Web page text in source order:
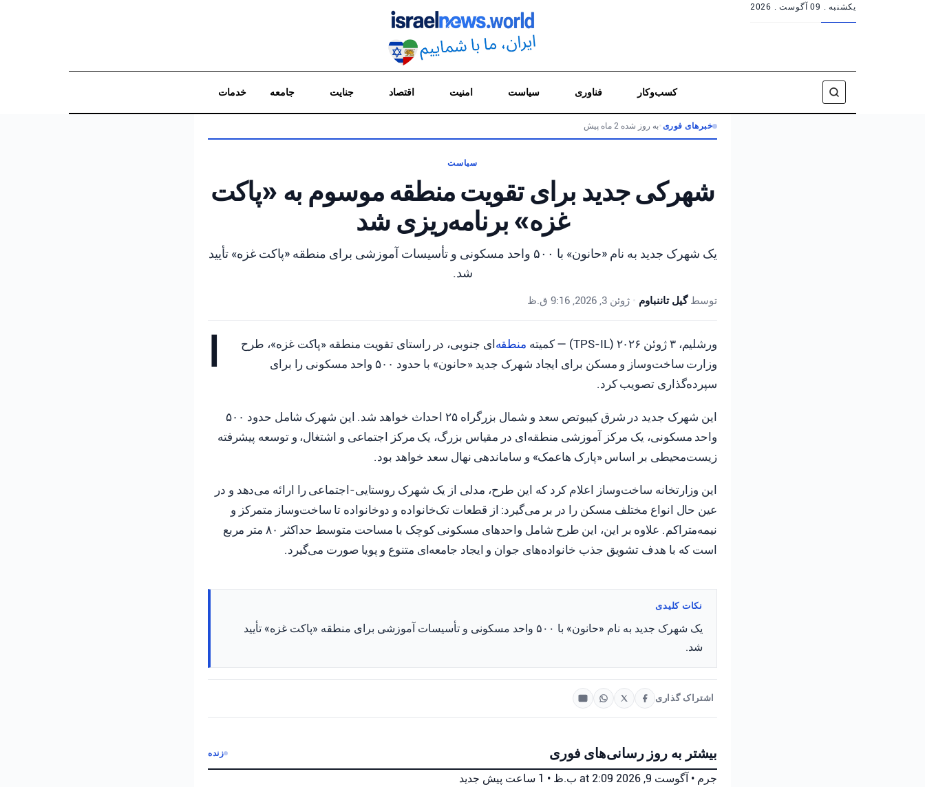
یکشنبه . 09 آگوست . 2026
کسب‌وکار فناوری سیاست امنیت اقتصاد جنایت جامعه خدمات
جستجو
خبرهای فوری •به روز شده 2 ماه پیش
سیاست
شهرکی جدید برای تقویت منطقه موسوم به «پاکت
غزه» برنامه‌ریزی شد
یک شهرک جدید به نام «حانون» با ۵۰۰ واحد مسکونی و تأسیسات آموزشی برای منطقه «پاکت غزه» تأیید
شد.
توسطگیل تاننباوم • ژوئن 3, 2026, 9:16 ق.ظ
ورشلیم، ۳ ژوئن ۲۰۲۶ (TPS-IL) — کمیته منطقه ‌ای جنوبی، در راستای تقویت منطقه «پاکت غزه»، طرح
وزارت ساخت‌وساز و مسکن برای ایجاد شهرک جدید «حانون» با حدود ۵۰۰ واحد مسکونی را برای
سپرده‌گذاری تصویب کرد.
این شهرک جدید در شرق کیبوتص سعد و شمال بزرگراه ۲۵ احداث خواهد شد. این شهرک شامل حدود ۵۰۰
واحد مسکونی، یک مرکز آموزشی منطقه‌ای در مقیاس بزرگ، یک مرکز اجتماعی و اشتغال، و توسعه پیشرفته
زیست‌محیطی بر اساس «پارک هاعمک» و ساماندهی نهال سعد خواهد بود.
این وزارتخانه ساخت‌وساز اعلام کرد که این طرح، مدلی از یک شهرک روستایی-اجتماعی را ارائه می‌دهد و در
عین حال انواع مختلف مسکن را در بر می‌گیرد: از قطعات تک‌خانواده و دوخانواده تا ساخت‌وساز متمرکز و
نیمه‌متراکم. علاوه بر این، این طرح شامل واحدهای مسکونی کوچک با مساحت متوسط حداکثر ۸۰ متر مربع
است که با هدف تشویق جذب خانواده‌های جوان و ایجاد جامعه‌ای متنوع و پویا صورت می‌گیرد.
نکات کلیدی
یک شهرک جدید به نام «حانون» با ۵۰۰ واحد مسکونی و تأسیسات آموزشی برای منطقه «پاکت غزه» تأیید
شد.
اشتراک گذاری
بیشتر به روز رسانی‌های فوری زنده
جرم • آگوست 9, 2026 at 2:09 ب.ظ • 1 ساعت پیش جدید